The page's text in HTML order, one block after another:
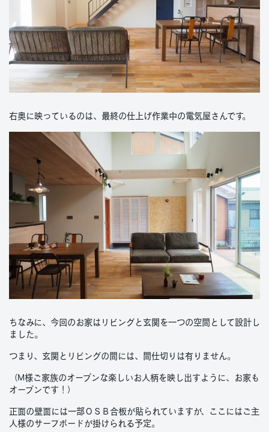
右奥に映っているのは、最終の仕上げ作業中の電気屋さんです。
ちなみに、今回のお家はリビングと玄関を一つの空間として設計し
ました。
つまり、玄関とリビングの間には、間仕切りは有りません。
（M様ご家族のオープンな楽しいお人柄を映し出すように、お家も
オープンです！）
正面の壁面には一部ＯＳＢ合板が貼られていますが、ここにはご主
人様のサーフボードが掛けられる予定。